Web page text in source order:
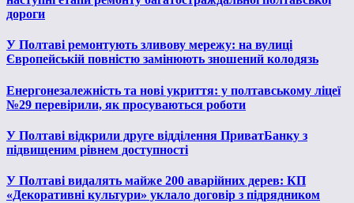
дороги
У Полтаві ремонтують зливову мережу: на вулиці
Європейській повністю замінюють зношений колодязь
Енергонезалежність та нові укриття: у полтавському ліцеї
№29 перевірили, як просуваються роботи
У Полтаві відкрили друге відділення ПриватБанку з
підвищеним рівнем доступності
У Полтаві видалять майже 200 аварійних дерев: КП
«Декоративні культури» уклало договір з підрядником